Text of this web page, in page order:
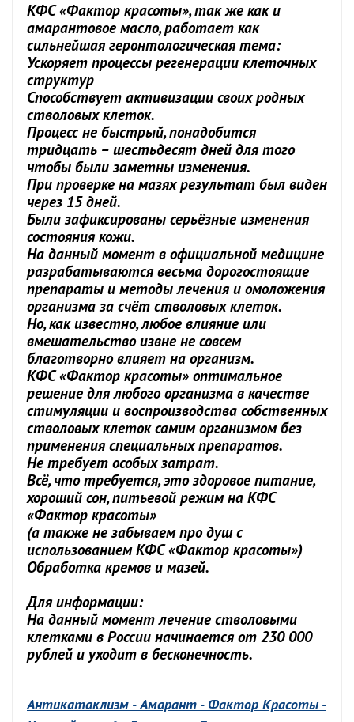
КФС «Фактор красоты», так же как и
амарантовое масло, работает как
сильнейшая геронтологическая тема:
Ускоряет процессы регенерации клеточных
структур
Способствует активизации своих родных
стволовых клеток.
Процесс не быстрый, понадобится
тридцать – шестьдесят дней для того
чтобы были заметны изменения.
При проверке на мазях результат был виден
через 15 дней.
Были зафиксированы серьёзные изменения
состояния кожи.
На данный момент в официальной медицине
разрабатываются весьма дорогостоящие
препараты и методы лечения и омоложения
организма за счёт стволовых клеток.
Но, как известно, любое влияние или
вмешательство извне не совсем
благотворно влияет на организм.
КФС «Фактор красоты» оптимальное
решение для любого организма в качестве
стимуляции и воспроизводства собственных
стволовых клеток самим организмом без
применения специальных препаратов.
Не требует особых затрат.
Всё, что требуется, это здоровое питание,
хороший сон, питьевой режим на КФС
«Фактор красоты»
(а также не забываем про душ с
использованием КФС «Фактор красоты»)
Обработка кремов и мазей.
Для информации:
На данный момент лечение стволовыми
клетками в России начинается от 230 000
рублей и уходит в бесконечность.
Антикатаклизм - Амарант - Фактор Красоты -